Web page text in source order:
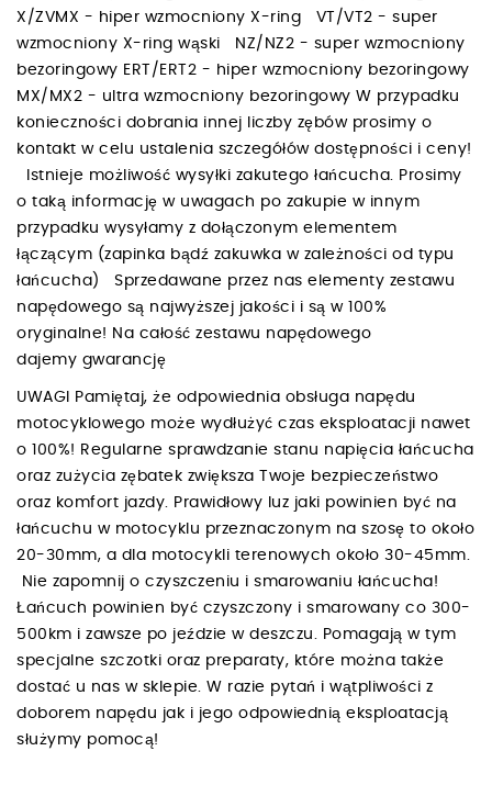
X/ZVMX - hiper wzmocniony X-ring VT/VT2 - super
wzmocniony X-ring wąski NZ/NZ2 - super wzmocniony
bezoringowy ERT/ERT2 - hiper wzmocniony bezoringowy
MX/MX2 - ultra wzmocniony bezoringowy W przypadku
konieczności dobrania innej liczby zębów prosimy o
kontakt w celu ustalenia szczegółów dostępności i ceny!
Istnieje możliwość wysyłki zakutego łańcucha. Prosimy
o taką informację w uwagach po zakupie w innym
przypadku wysyłamy z dołączonym elementem
łączącym (zapinka bądź zakuwka w zależności od typu
łańcucha) Sprzedawane przez nas elementy zestawu
napędowego są najwyższej jakości i są w 100%
oryginalne! Na całość zestawu napędowego
dajemy gwarancję
UWAGI Pamiętaj, że odpowiednia obsługa napędu
motocyklowego może wydłużyć czas eksploatacji nawet
o 100%! Regularne sprawdzanie stanu napięcia łańcucha
oraz zużycia zębatek zwiększa Twoje bezpieczeństwo
oraz komfort jazdy. Prawidłowy luz jaki powinien być na
łańcuchu w motocyklu przeznaczonym na szosę to około
20-30mm, a dla motocykli terenowych około 30-45mm.
Nie zapomnij o czyszczeniu i smarowaniu łańcucha!
Łańcuch powinien być czyszczony i smarowany co 300-
500km i zawsze po jeździe w deszczu. Pomagają w tym
specjalne szczotki oraz preparaty, które można także
dostać u nas w sklepie. W razie pytań i wątpliwości z
doborem napędu jak i jego odpowiednią eksploatacją
służymy pomocą!